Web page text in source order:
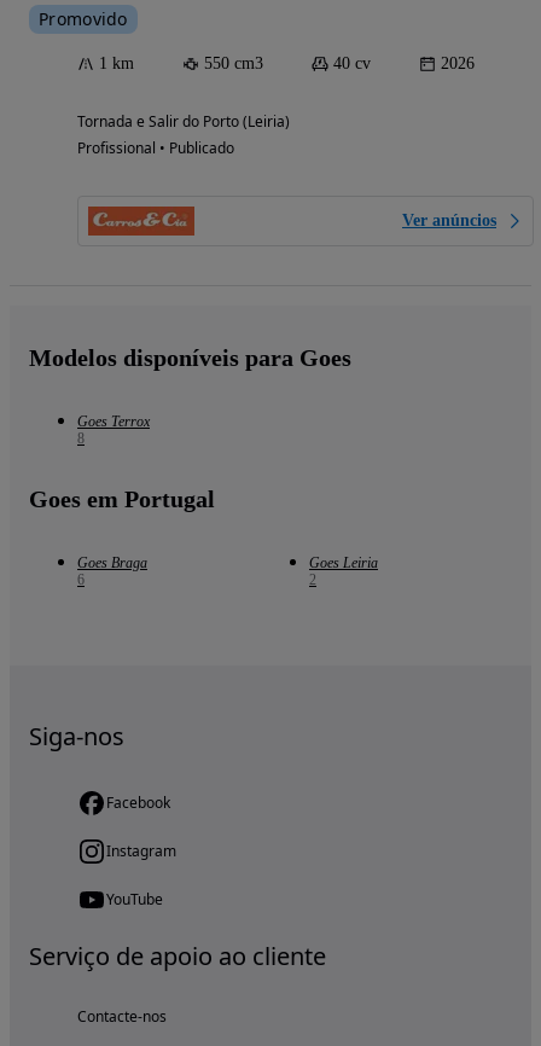
Promovido
1 km 550 cm3 40 cv 2026
Tornada e Salir do Porto (Leiria)
Profissional • Publicado
Ver anúncios
Modelos disponíveis para Goes
Goes Terrox
8
Goes em Portugal
Goes Braga
6
Goes Leiria
2
Siga-nos
Facebook
Instagram
YouTube
Serviço de apoio ao cliente
Contacte-nos